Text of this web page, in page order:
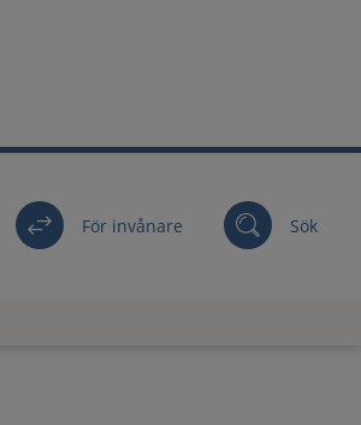
För invånare Sök